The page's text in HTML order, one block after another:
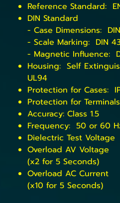
Reference Standard:
DIN Standard
- Case Dimensions:
- Scale Marking: DIN
- Magnetic Influence:
Housing: Self
UL94
Protection for Cases:
Protection for
Accuracy: Class 1.5
Frequency: 50 or 60
Dielectric Test
Overload AV
(x2 for 5 Seconds)
Overload AC
(x10 for 5 Seconds)